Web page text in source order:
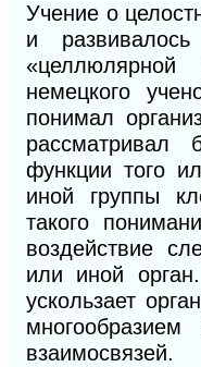
Учение о
и
«целлюлярной
немецкого
понимал
рассматривал
функции того
иной группы
такого
воздействие
или иной
ускользает
многообразием
взаимосвязей.